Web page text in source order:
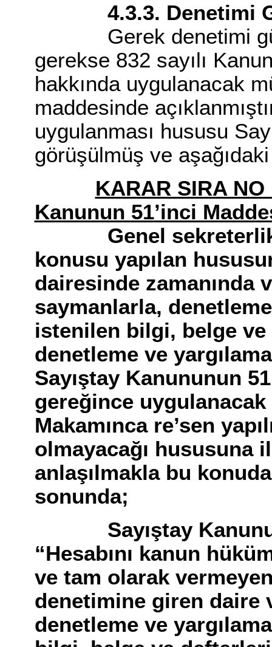
4.3.3. Denetimi
Gerek denetimi
gerekse 832 sayılı
hakkında uygulanacak
maddesinde
uygulanması hususu
görüşülmüş ve
KARAR SIRA
Kanunun 51’inci
Genel sekreterlik
konusu yapılan
dairesinde zamanında
saymanlarla,
istenilen bilgi, belge
denetleme ve
Sayıştay Kanununun
gereğince
Makamınca re’sen
olmayacağı hususuna
anlaşılmakla bu
sonunda;
Sayıştay
“Hesabını kanun
ve tam olarak
denetimine giren daire
denetleme ve